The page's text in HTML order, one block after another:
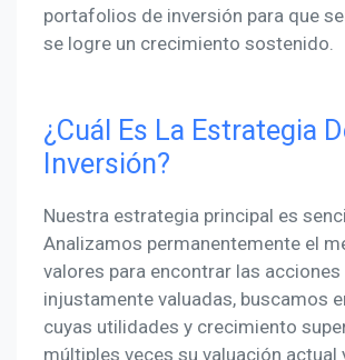
portafolios de inversión para que
se logre un crecimiento sostenido.
¿Cuál Es La Estrategia
Inversión?
Nuestra estrategia principal es
Analizamos permanentemente el
valores para encontrar las acciones
injustamente valuadas, buscamos
cuyas utilidades y crecimiento
múltiples veces su valuación actual